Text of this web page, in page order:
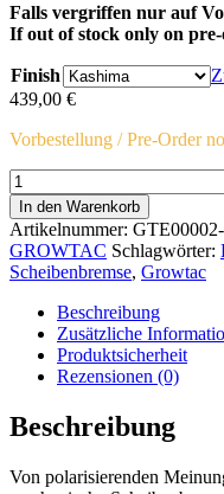
Falls vergriffen nur auf
If out of stock only on
Finish
439,00 €
Vorbestellung / Pre-Order
Growtac
Equal
Disc-
Brakes
FM
(Flat
Mount)
Menge
In den Warenkorb
Artikelnummer:
GROWTAC Schlagwörter:
Scheibenbremse, Growtac
Beschreibung
Zusätzliche
Produktsicherheit
Rezensionen (0)
Beschreibung
Von polarisierenden